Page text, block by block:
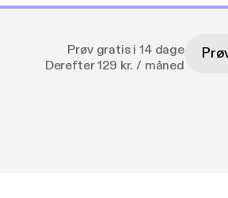
Prøv gratis i 14 dage
Derefter 129 kr. / måned